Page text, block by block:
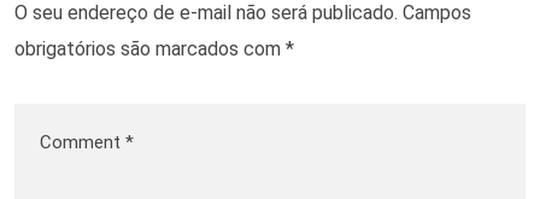
O seu endereço de e-mail não será publicado. Campos
obrigatórios são marcados com *